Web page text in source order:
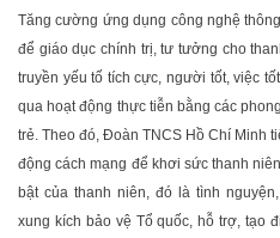
Tăng cường ứng dụng công nghệ
để giáo dục chính trị, tư tưởng cho
truyền yếu tố tích cực, người tốt, việc
qua hoạt động thực tiễn bằng các
trẻ. Theo đó, Đoàn TNCS Hồ Chí Minh
động cách mạng để khơi sức thanh
bật của thanh niên, đó là tình
xung kích bảo vệ Tổ quốc, hỗ trợ, tạo